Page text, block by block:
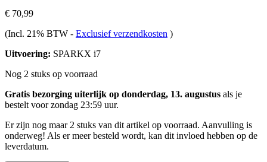
€ 70,99
(Incl. 21% BTW - Exclusief verzendkosten )
Uitvoering: SPARKX i7
Nog 2 stuks op voorraad
Gratis bezorging uiterlijk op donderdag, 13. augustus als je
bestelt voorzondag 23:59 uur.
Er zijn nog maar 2 stuks van dit artikel op voorraad. Aanvulling is
onderweg! Als er meer besteld wordt, kan dit invloed hebben op de
leverdatum.